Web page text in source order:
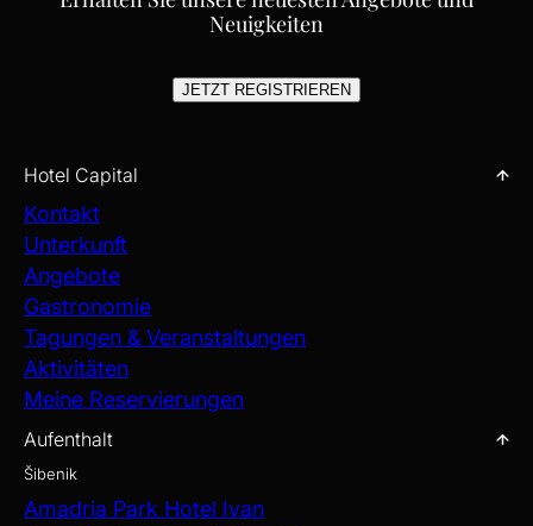
BESTÄNDIGEM ERBE.
Neuigkeiten
JETZT REGISTRIEREN
Hotel Capital
Kontakt
Unterkunft
Angebote
Gastronomie
Tagungen & Veranstaltungen
Aktivitäten
Meine Reservierungen
Aufenthalt
Šibenik
Amadria Park Hotel Ivan